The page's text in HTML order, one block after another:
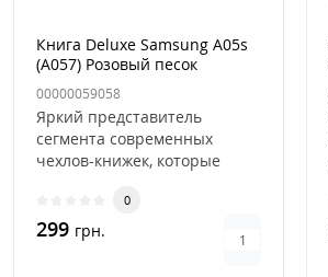
Книга Deluxe Samsung A05s
(A057) Розовый песок
00000059058
Яркий представитель
сегмента современных
чехлов-книжек, которые
свою огром..
0
299 грн.